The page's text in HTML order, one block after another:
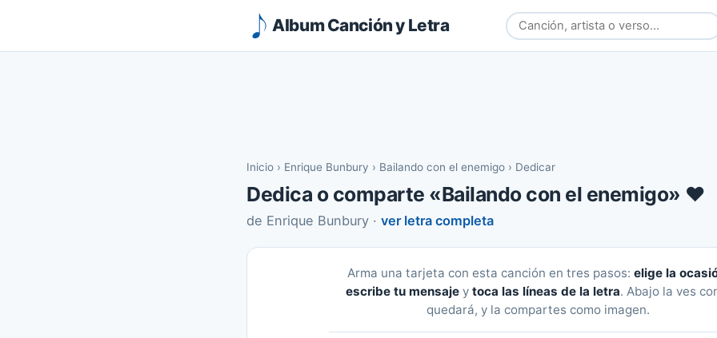
Album Canción y Letra
Inicio › Enrique Bunbury › Bailando con el enemigo › Dedicar
Dedica o comparte «Bailando con el enemigo» ❤️
de Enrique Bunbury · ver letra completa
Arma una tarjeta con esta canción en tres pasos: elige la
escribe tu mensajey toca las líneas de la letra. Abajo la ves
quedará, y la compartes como imagen.